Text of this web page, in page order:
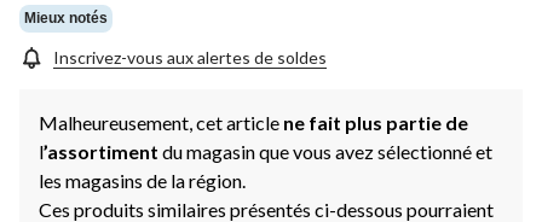
Mieux notés
Inscrivez-vous aux alertes de soldes
Malheureusement, cet article ne fait plus partie de
l’assortiment du magasin que vous avez sélectionné et
les magasins de la région.
Ces produits similaires présentés ci-dessous pourraient